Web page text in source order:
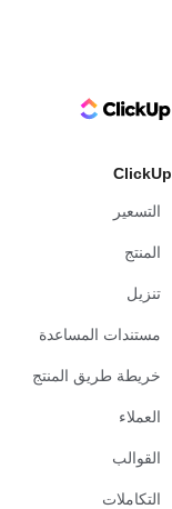
ClickUp Logo
ClickUp
التسعير
المنتج
تنزيل
مستندات المساعدة
خريطة طريق المنتج
العملاء
القوالب
التكاملات